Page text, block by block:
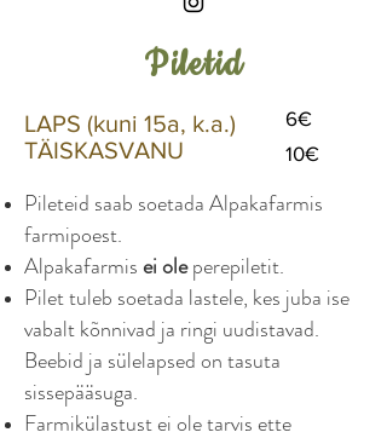
Piletid
LAPS (kuni 15a, k.a.)
TÄISKASVANU
6€
10€
Pileteid saab soetada Alpakafarmis
farmipoest.
Alpakafarmisei oleperepiletit.
Pilet tuleb soetada lastele, kes juba ise
vabalt kõnnivad ja ringi uudistavad.
Beebid ja sülelapsed on tasuta
sissepääsuga.
Farmikülastust ei ole tarvis ette